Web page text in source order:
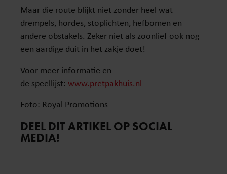
Maar die route blijkt niet zonder heel wat
drempels, hordes, stoplichten, hefbomen en
andere obstakels. Zeker niet als zoonlief ook nog
een aardige duit in het zakje doet!
Voor meer informatie en
de speellijst: www.pretpakhuis.nl
Foto: Royal Promotions
DEEL DIT ARTIKEL OP SOCIAL
MEDIA!